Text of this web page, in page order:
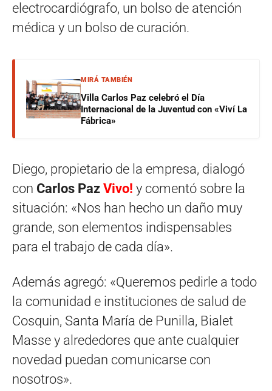
electrocardiógrafo, un bolso de atención
médica y un bolso de curación.
MIRÁ TAMBIÉN
Villa Carlos Paz celebró el Día
Internacional de la Juventud con «Viví La
Fábrica»
Diego, propietario de la empresa, dialogó
con Carlos Paz Vivo! y comentó sobre la
situación: «Nos han hecho un daño muy
grande, son elementos indispensables
para el trabajo de cada día».
Además agregó: «Queremos pedirle a todo
la comunidad e instituciones de salud de
Cosquin, Santa María de Punilla, Bialet
Masse y alrededores que ante cualquier
novedad puedan comunicarse con
nosotros».